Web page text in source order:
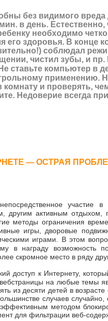
без видимого вреда
в день.
необходимо
его здоровья. В конце
соблюдал
чистил зубы, и пр.
Не ставьте компьютер в
применению.
и проверять,
Недоверие всегда
― ОСТРАЯ
участие
другим активным
методы ограничения
игры, дворовые
играми. В этом
в награду возможность
скромное место в ряду
доступ к Интернету,
на любые темы
из десяти детей в
случаев
методом
для фильтрации веб-